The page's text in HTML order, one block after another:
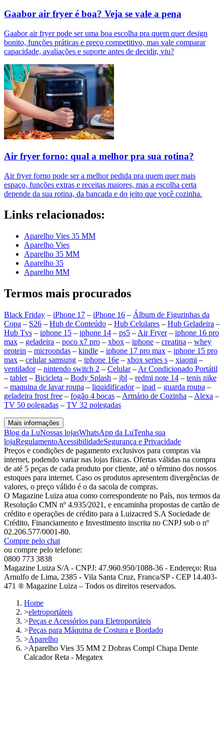
Gaabor air fryer é boa? Veja se vale a pena
Gaabor air fryer pode ser uma boa escolha pra quem quer design
bonito, funções práticas e preço competitivo, mas vale comparar
capacidade, avaliações e suporte antes de decidir, viu?
Air fryer forno: qual a melhor pra sua rotina?
Air fryer forno pode ser a melhor pedida pra quem quer mais
espaço, funções extras e receitas maiores, mas a escolha certa
depende da sua rotina, da bancada e do jeito que você cozinha.
Links relacionados:
Aparelho Vies 35 MM
Aparelho Vies
Aparelho 35 MM
Aparelho 35
Aparelho MM
Termos mais procurados
Black Friday – iPhone 17 – iPhone 16 – Álbum de Figurinhas da
Copa – S26 – Hub de Conteúdo – Hub Celulares – Hub Geladeira –
Hub Tvs – iphone 15 – iphone 14 – ps5 – Air Fryer– iphone 16 pro
max – geladeira – poco x7 pro – xbox – iphone – creatina – whey
protein – microondas – kindle – iphone 17 pro max – iphone 15 pro
max – celular samsung – iphone 16e – xbox series s – xiaomi –
ventilador– nintendo switch 2 – Celular– Ar Condicionado Portátil
– tablet – Bicicleta – Body Splash – jbl – redmi note 14 – tenis nike
– maquina de lavar roupa – liquidificador– ipad – guarda roupa –
geladeira frost free – fogão 4 bocas – Armário de Cozinha – Alexa –
TV 50 polegadas – TV 32 polegadas
Mais informações
Blog da LuNossas lojasWhatsApp da LuTenha sua
lojaRegulamentoAcessibilidadeSegurança e Privacidade
Preços e condições de pagamento exclusivos para compras via
internet, podendo variar nas lojas físicas. Ofertas válidas na compra
de até 5 peças de cada produto por cliente, até o término dos nossos
estoques para internet. Caso os produtos apresentem divergências de
valores, o preço válido é o da sacola de compras.
O Magazine Luiza atua como correspondente no País, nos termos da
Resolução CMN nº 4.935/2021, e encaminha propostas de cartão de
crédito e operações de crédito para a Luizacred S.A Sociedade de
Crédito, Financiamento e Investimento inscrita no CNPJ sob o nº
02.206.577/0001-80.
Compre pelo chat
ou compre pelo telefone:
0800 773 3838
Magazine Luiza S/A - CNPJ: 47.960.950/1088-36 - Endereço: Rua
Arnulfo de Lima, 2385 - Vila Santa Cruz, Franca/SP - CEP 14.403-
471 ® Magazine Luiza – Todos os direitos reservados.
Home
>eletroportáteis
>Peças e Acessórios para Eletroportáteis
>Peças para Máquina de Costura e Bordado
>Aparelho
>Aparelho Vies 35 MM 2 Dobras Compl Chapa Dente
Calcador Reta - Megatex